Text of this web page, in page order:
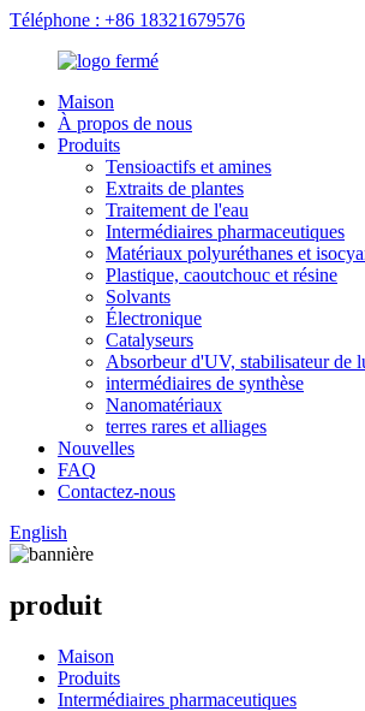
Téléphone : +86 18321679576
Maison
À propos de nous
Produits
Tensioactifs et amines
Extraits de plantes
Traitement de l'eau
Intermédiaires pharmaceutiques
Matériaux polyuréthanes et
Plastique, caoutchouc et résine
Solvants
Électronique
Catalyseurs
Absorbeur d'UV, stabilisateur de
intermédiaires de synthèse
Nanomatériaux
terres rares et alliages
Nouvelles
FAQ
Contactez-nous
English
produit
Maison
Produits
Intermédiaires pharmaceutiques